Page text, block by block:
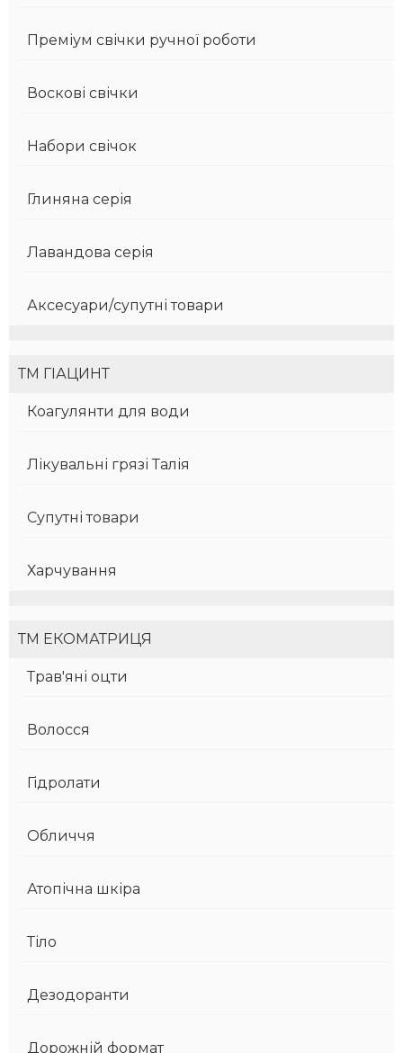
Преміум свічки ручної роботи
Воскові свічки
Набори свічок
Глиняна серія
Лавандова серія
Аксесуари/супутні товари
ТМ ГІАЦИНТ
Коагулянти для води
Лікувальні грязі Талія
Супутні товари
Харчування
ТМ ЕКОМАТРИЦЯ
Трав'яні оцти
Волосся
Гідролати
Обличчя
Атопічна шкіра
Тіло
Дезодоранти
Дорожній формат